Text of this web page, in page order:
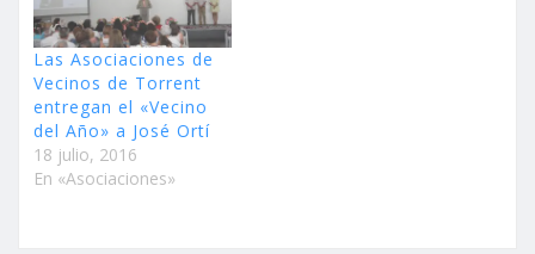
Las Asociaciones de
Vecinos de Torrent
entregan el «Vecino
del Año» a José Ortí
18 julio, 2016
En «Asociaciones»